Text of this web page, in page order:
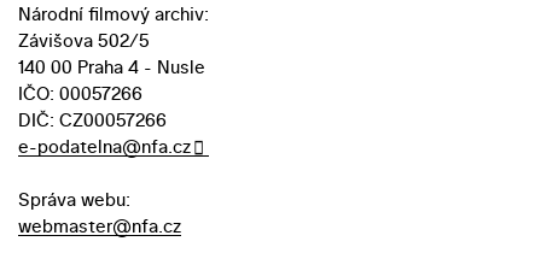
Národní filmový archiv:
Závišova 502/5
140 00 Praha 4 - Nusle
IČO: 00057266
DIČ: CZ00057266
e-podatelna@nfa.cz
Správa webu:
webmaster@nfa.cz